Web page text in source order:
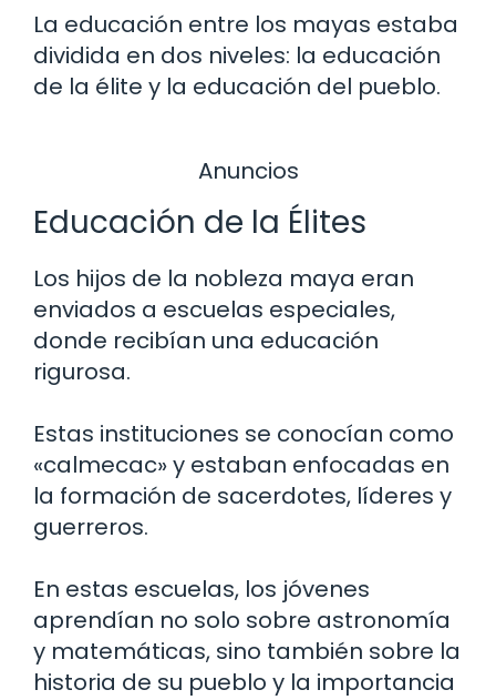
La educación entre los mayas estaba
dividida en dos niveles: la educación
de la élite y la educación del pueblo.
Anuncios
Educación de la Élites
Los hijos de la nobleza maya eran
enviados a escuelas especiales,
donde recibían una educación
rigurosa.
Estas instituciones se conocían como
«calmecac» y estaban enfocadas en
la formación de sacerdotes, líderes y
guerreros.
En estas escuelas, los jóvenes
aprendían no solo sobre astronomía
y matemáticas, sino también sobre la
historia de su pueblo y la importancia